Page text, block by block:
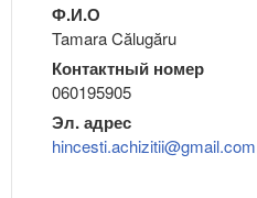
Ф.И.О
Tamara Călugăru
Контактный номер
060195905
Эл. адрес
hincesti.achizitii@gmail.com